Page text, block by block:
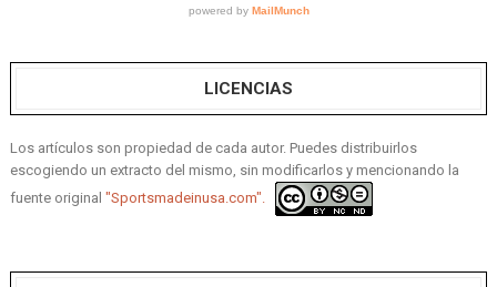
LICENCIAS
Los artículos son propiedad de cada autor. Puedes distribuirlos
escogiendo un extracto del mismo, sin modificarlos y mencionando la
fuente original "Sportsmadeinusa.com".